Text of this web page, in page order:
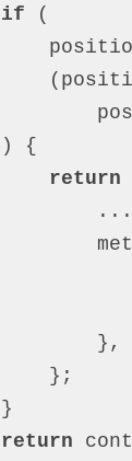
if (
{
return
},
};
return